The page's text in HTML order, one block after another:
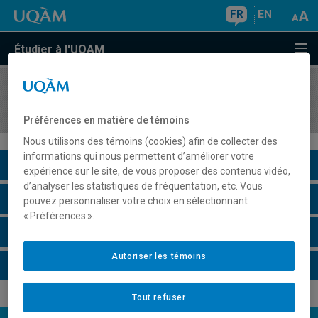
FR EN
Étudier à l'UQAM
COURS//
Description du cours
Horaire - Été 2026
Préférences en matière de témoins
Nous utilisons des témoins (cookies) afin de collecter des
informations qui nous permettent d’améliorer votre
expérience sur le site, de vous proposer des contenus vidéo,
d’analyser les statistiques de fréquentation, etc. Vous
pouvez personnaliser votre choix en sélectionnant
« Préférences ».
Tout refuser
Autoriser les témoins